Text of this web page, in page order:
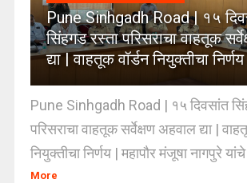
Pune Sinhgadh Road | १५
सिंहगड रस्ता परिसराचा वाहतूक
द्या | वाहतूक वॉर्डन नियुक्तीचा निर्णय
Pune Sinhgadh Road | १५ दिवसांत
परिसराचा वाहतूक सर्वेक्षण अहवाल द्या |
नियुक्तीचा निर्णय | महापौर मंजूषा नागपुरे
More